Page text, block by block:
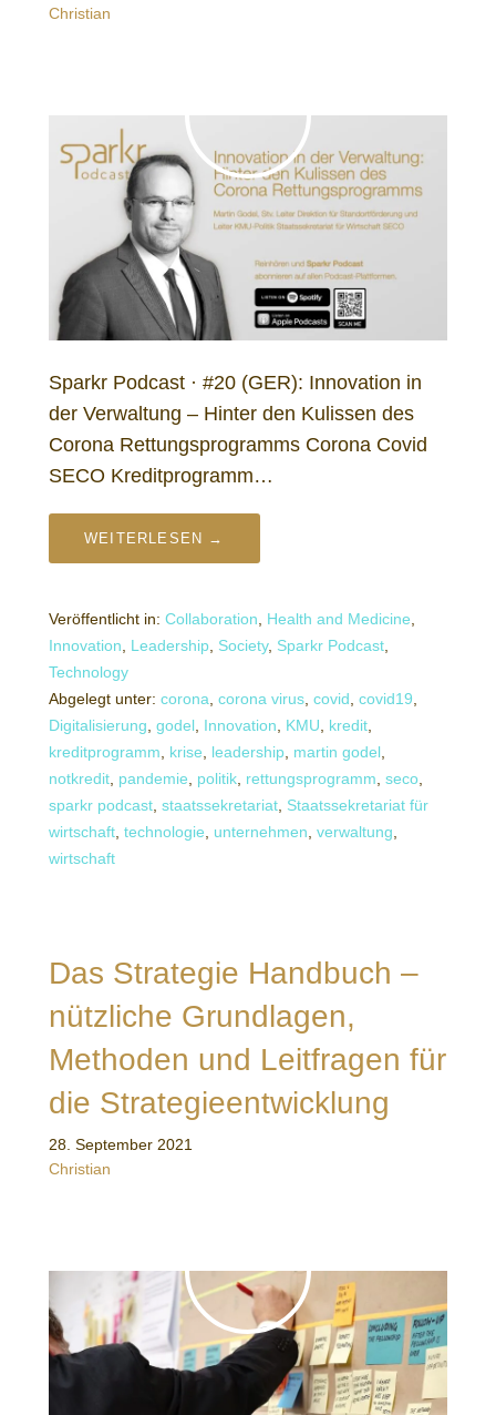
Christian
Sparkr Podcast · #20 (GER): Innovation in
der Verwaltung – Hinter den Kulissen des
Corona Rettungsprogramms Corona Covid
SECO Kreditprogramm…
WEITERLESEN →
Veröffentlicht in: Collaboration Health and Medicine
Innovation
Leadership Society, Sparkr Podcast
Technology
Abgelegt unter: corona corona virus covid covid19
Digitalisierung godel Innovation KMU kredit
kreditprogramm
krise leadership martin godel
notkredit pandemie politik rettungsprogramm seco
sparkr podcast staatssekretariat Staatssekretariat für
wirtschaft technologie unternehmen verwaltung
wirtschaft
Das Strategie Handbuch –
nützliche Grundlagen,
Methoden und Leitfragen für
die Strategieentwicklung
28. September 2021
Christian